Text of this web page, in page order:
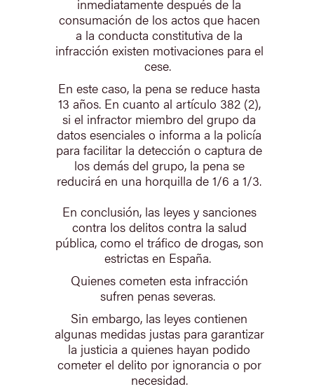
inmediatamente después de la
consumación de los actos que hacen
a la conducta constitutiva de la
infracción existen motivaciones para el
cese.
En este caso, la pena se reduce hasta
13 años. En cuanto al artículo 382 (2),
si el infractor miembro del grupo da
datos esenciales o informa a la policía
para facilitar la detección o captura de
los demás del grupo, la pena se
reducirá en una horquilla de 1/6 a 1/3.
En conclusión, las leyes y sanciones
contra los delitos contra la salud
pública, como el tráfico de drogas, son
estrictas en España.
Quienes cometen esta infracción
sufren penas severas.
Sin embargo, las leyes contienen
algunas medidas justas para garantizar
la justicia a quienes hayan podido
cometer el delito por ignorancia o por
necesidad.